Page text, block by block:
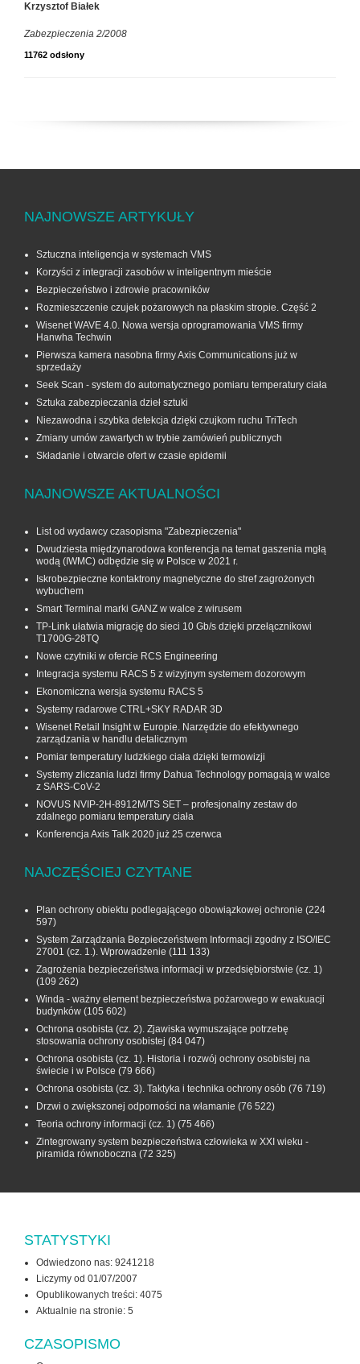
Krzysztof Białek
Zabezpieczenia 2/2008
11762 odsłony
NAJNOWSZE ARTYKUŁY
Sztuczna inteligencja w systemach VMS
Korzyści z integracji zasobów w inteligentnym mieście
Bezpieczeństwo i zdrowie pracowników
Rozmieszczenie czujek pożarowych na płaskim stropie. Część 2
Wisenet WAVE 4.0. Nowa wersja oprogramowania VMS firmy
Hanwha Techwin
Pierwsza kamera nasobna firmy Axis Communications już w
sprzedaży
Seek Scan - system do automatycznego pomiaru temperatury ciała
Sztuka zabezpieczania dzieł sztuki
Niezawodna i szybka detekcja dzięki czujkom ruchu TriTech
Zmiany umów zawartych w trybie zamówień publicznych
Składanie i otwarcie ofert w czasie epidemii
NAJNOWSZE AKTUALNOŚCI
List od wydawcy czasopisma "Zabezpieczenia"
Dwudziesta międzynarodowa konferencja na temat gaszenia mgłą
wodą (IWMC) odbędzie się w Polsce w 2021 r.
Iskrobezpieczne kontaktrony magnetyczne do stref zagrożonych
wybuchem
Smart Terminal marki GANZ w walce z wirusem
TP-Link ułatwia migrację do sieci 10 Gb/s dzięki przełącznikowi
T1700G‑28TQ
Nowe czytniki w ofercie RCS Engineering
Integracja systemu RACS 5 z wizyjnym systemem dozorowym
Ekonomiczna wersja systemu RACS 5
Systemy radarowe CTRL+SKY RADAR 3D
Wisenet Retail Insight w Europie. Narzędzie do efektywnego
zarządzania w handlu detalicznym
Pomiar temperatury ludzkiego ciała dzięki termowizji
Systemy zliczania ludzi firmy Dahua Technology pomagają w walce
z SARS-CoV-2
NOVUS NVIP-2H-8912M/TS SET – profesjonalny zestaw do
zdalnego pomiaru temperatury ciała
Konferencja Axis Talk 2020 już 25 czerwca
NAJCZĘŚCIEJ CZYTANE
Plan ochrony obiektu podlegającego obowiązkowej ochronie (224
597)
System Zarządzania Bezpieczeństwem Informacji zgodny z ISO/IEC
27001 (cz. 1.). Wprowadzenie (111 133)
Zagrożenia bezpieczeństwa informacji w przedsiębiorstwie (cz. 1)
(109 262)
Winda - ważny element bezpieczeństwa pożarowego w ewakuacji
budynków (105 602)
Ochrona osobista (cz. 2). Zjawiska wymuszające potrzebę
stosowania ochrony osobistej (84 047)
Ochrona osobista (cz. 1). Historia i rozwój ochrony osobistej na
świecie i w Polsce (79 666)
Ochrona osobista (cz. 3). Taktyka i technika ochrony osób (76 719)
Drzwi o zwiększonej odporności na włamanie (76 522)
Teoria ochrony informacji (cz. 1) (75 466)
Zintegrowany system bezpieczeństwa człowieka w XXI wieku -
piramida równoboczna (72 325)
STATYSTYKI
Odwiedzono nas: 9241218
Liczymy od 01/07/2007
Opublikowanych treści: 4075
Aktualnie na stronie: 5
CZASOPISMO